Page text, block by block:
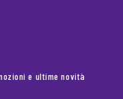
e ultime novità